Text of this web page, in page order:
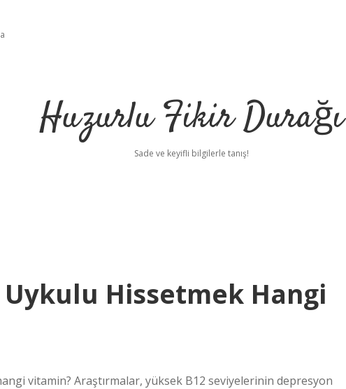
Huzurlu Fikir Durağı
Sade ve keyifli bilgilerle tanış!
Hissetmek Hangi
vitamin? Araştırmalar, yüksek B12 seviyelerinin depresyon